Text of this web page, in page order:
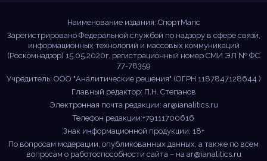
Наименование издания: СпортМапс
Зарегистрировано Федеральной службой по надзору в сфере связи,
информационных технологий и массовых коммуникаций
(Роскомнадзор) 15.05.2020г. регистрационный номер СМИ ЭЛ № ФС
77-78359
Учредитель: ООО "Аналитические решения" (ОГРН 1187847128644 )
Главный редактор: П.Н. Степанов
Электронная почта редакции: ar@ianalitics.ru
Телефон редакции:+79111700616
Знак информационной продукции: 18+
По вопросам модерации, опубликованных данных, а также по всем
вопросам о работоспособности сайта – на ar@ianalitics.ru